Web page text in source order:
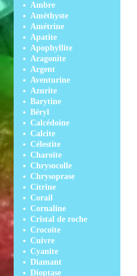
Ambre
Améthyste
Amétrine
Apatite
Apophyllite
Aragonite
Argent
Aventurine
Azurite
Barytine
Béryl
Calcédoine
Calcite
Célestite
Charoïte
Chrysocolle
Chrysoprase
Citrine
Corail
Cornaline
Cristal de roche
Crocoïte
Cuivre
Cyanite
Diamant
Dioptase